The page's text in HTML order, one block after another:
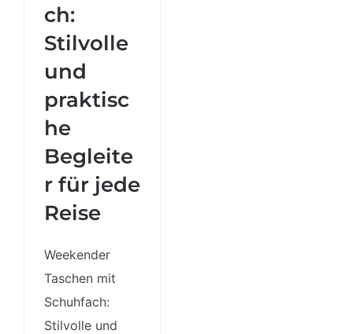
ch:
Stilvolle
und
praktisc
he
Begleite
r für jede
Reise
Weekender
Taschen mit
Schuhfach:
Stilvolle und